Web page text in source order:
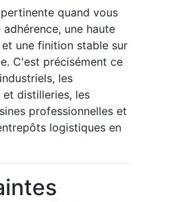
quand vous
une haute
une finition stable sur
C'est précisément ce
les
distilleries, les
professionnelles et
logistiques en